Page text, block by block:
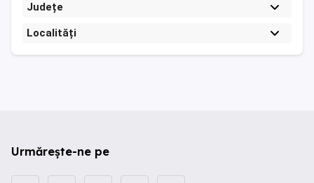
Județe
Localități
Urmărește-ne pe